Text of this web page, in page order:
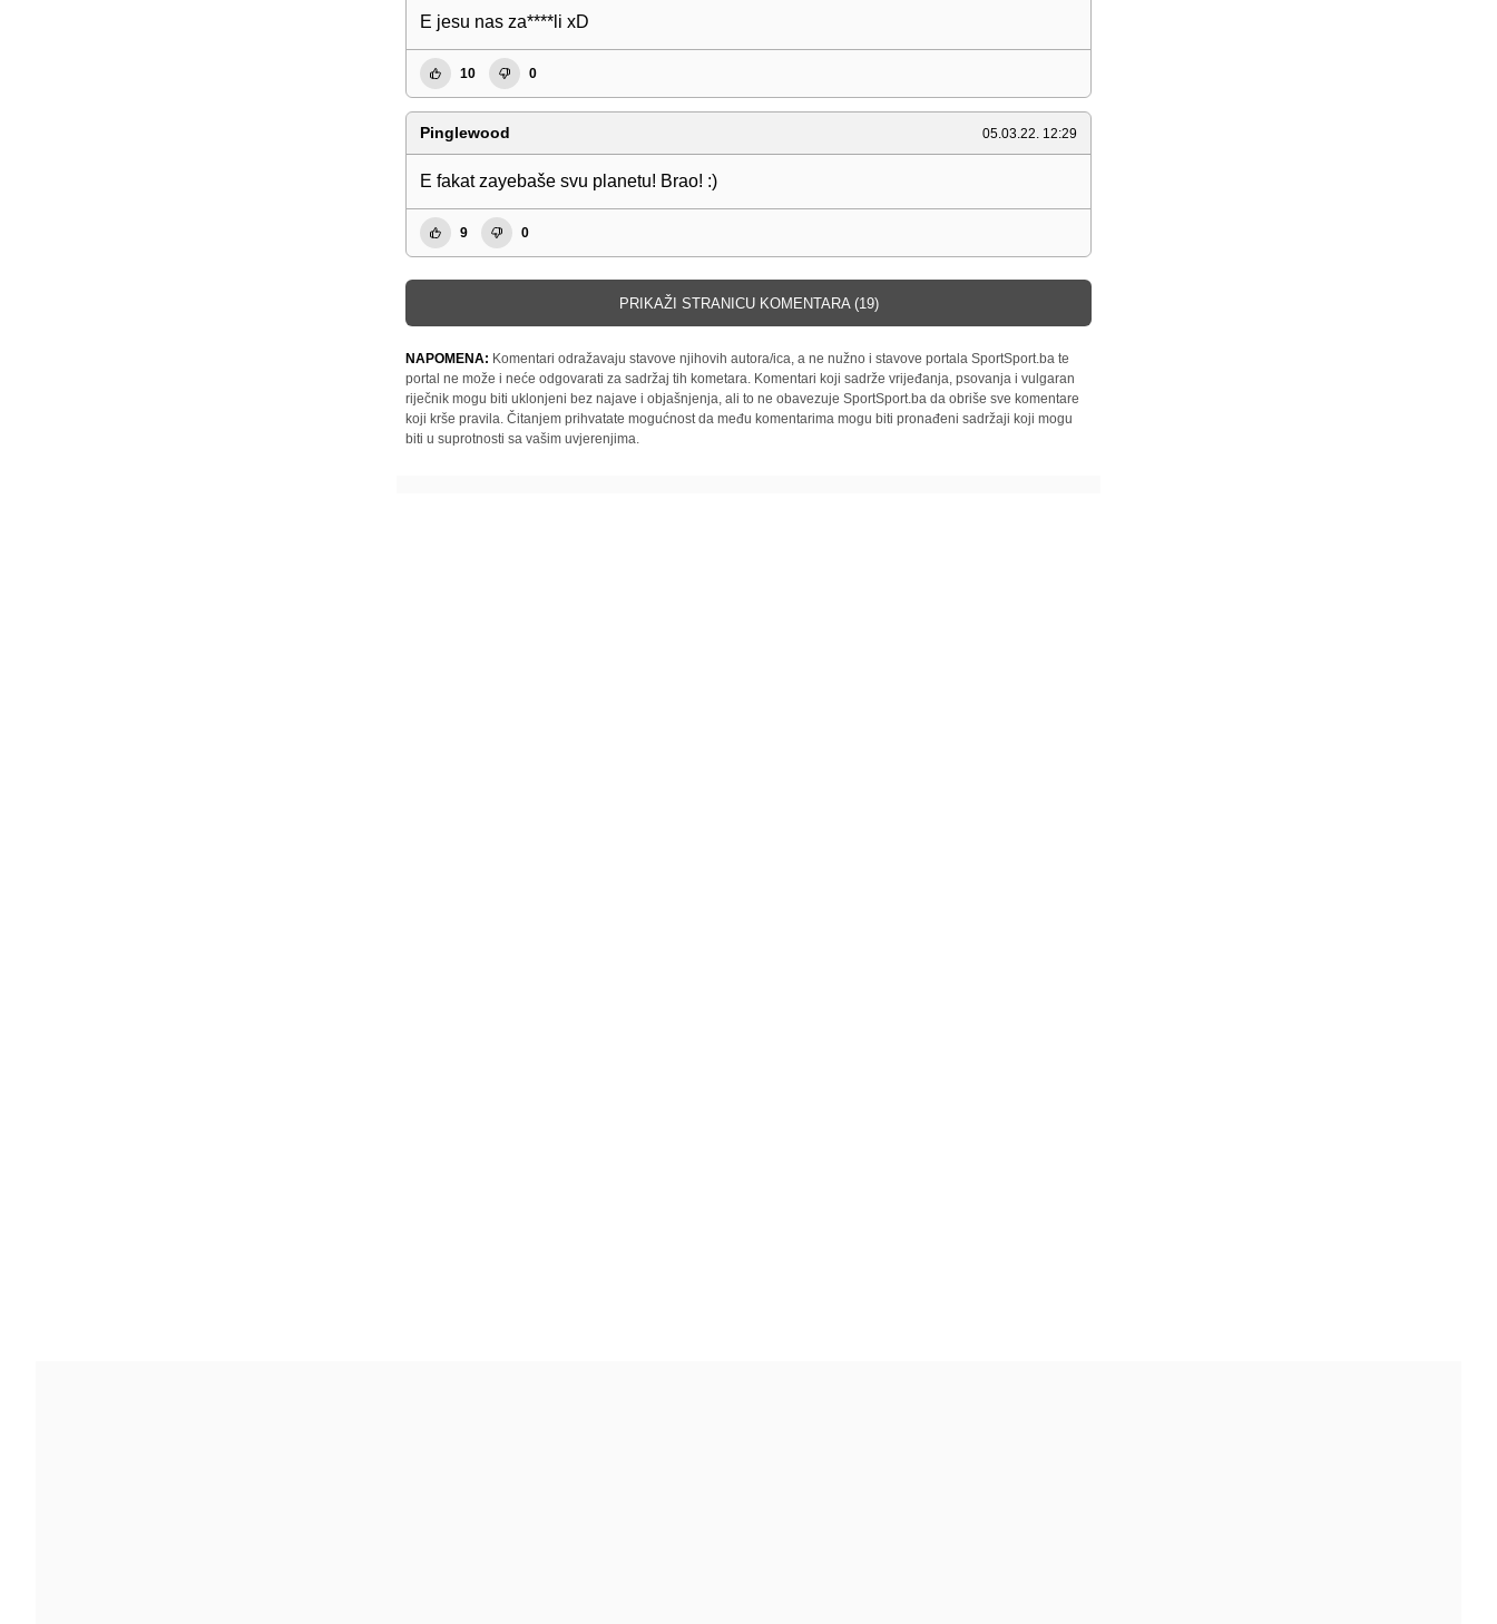
E jesu nas za****li xD
10 0
Pinglewood 05.03.22. 12:29
E fakat zayebaše svu planetu! Brao! :)
9 0
PRIKAŽI STRANICU KOMENTARA (19)
NAPOMENA: Komentari odražavaju stavove njihovih autora/ica, a ne nužno i stavove portala SportSport.ba te
portal ne može i neće odgovarati za sadržaj tih kometara. Komentari koji sadrže vrijeđanja, psovanja i vulgaran
riječnik mogu biti uklonjeni bez najave i objašnjenja, ali to ne obavezuje SportSport.ba da obriše sve komentare
koji krše pravila. Čitanjem prihvatate mogućnost da među komentarima mogu biti pronađeni sadržaji koji mogu
biti u suprotnosti sa vašim uvjerenjima.